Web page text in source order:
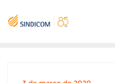
content